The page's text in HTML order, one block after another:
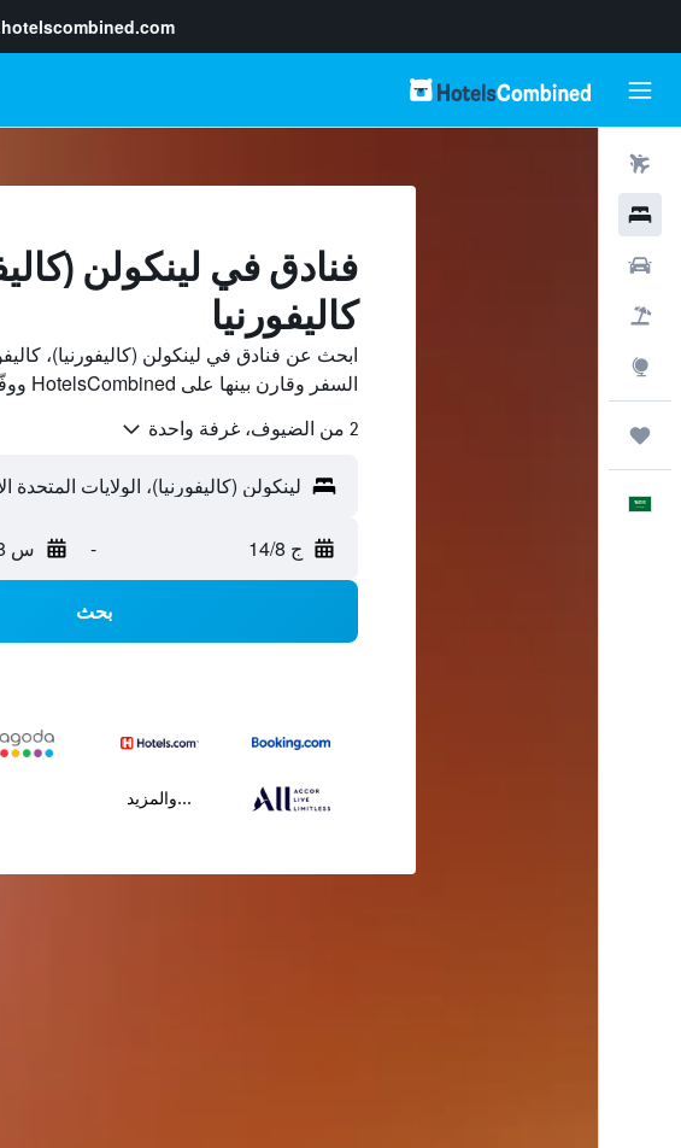
فنادق في لينكولن
كاليفورنيا
ابحث عن فنادق في لينكولن (كاليفورنيا)،
السفر وقارن بينها على HotelsCombined ووفّر.
2 من الضيوف، غرفة واحدة
ج 14/8 - س 15/8
بحث
...والمزيد